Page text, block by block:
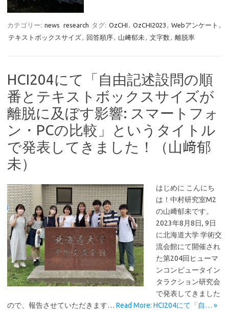
カテゴリー: news research タグ: OzCHI , OzCHI2023 , Webアンケート ,
テキストボックスサイズ, 回答順序, 山﨑郁未, 文字数, 離脱率
HCI204にて「自由記述設問の順
番とテキストボックスサイズが
離脱に及ぼす影響: スマートフォ
ン・PCの比較」というタイトル
で発表してきました！（山﨑郁
未）
はじめに こんにち
は！中村研究室M2
の山﨑郁未です。
2023年8月8日, 9日
に北海道大学 学術交
流会館にて開催され
た第204回ヒューマ
ンコンピュータイン
タラクション研究会
で発表してきました
ので、報告させていただきます… Read More: HCI204にて「自… »